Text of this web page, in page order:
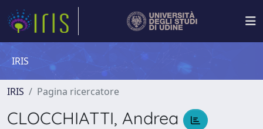
IRIS
IRIS Pagina ricercatore
CLOCCHIATTI, Andrea